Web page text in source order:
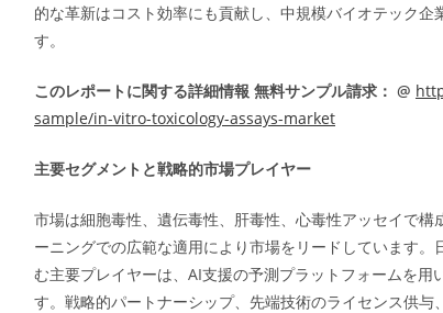
的な革新はコスト効率にも貢献し、中規模バイオテック
す。
このレポートに関する詳細情報 無料サンプル請求： @
sample/in-vitro-toxicology-assays-market
主要セグメントと戦略的市場プレイヤー
市場は細胞毒性、遺伝毒性、肝毒性、心毒性アッセイで
ーニングでの広範な適用により市場をリードしています
む主要プレイヤーは、AI支援の予測プラットフォームを用
す。戦略的パートナーシップ、先端技術のライセンス供